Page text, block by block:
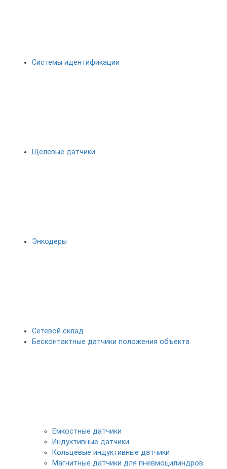
Системы идентификации
Щелевые датчики
Энкодеры
Сетевой склад
Бесконтактные датчики положения объекта
Емкостные датчики
Индуктивные датчики
Кольцевые индуктивные датчики
Магнитные датчики для пневмоцилиндров